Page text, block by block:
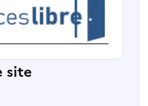
site